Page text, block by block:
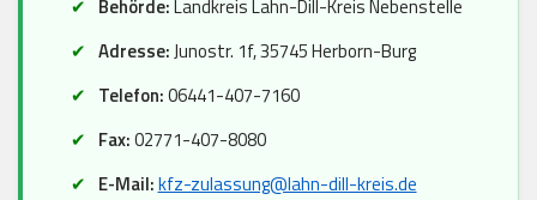
Behörde:Landkreis Lahn-Dill-Kreis Nebenstelle
Adresse:Junostr. 1f, 35745 Herborn-Burg
Telefon:06441-407-7160
Fax:02771-407-8080
E-Mail:kfz-zulassung@lahn-dill-kreis.de